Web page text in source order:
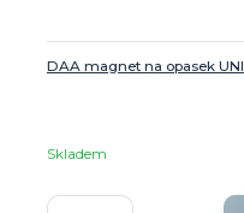
DAA magnet na opasek UNI
Skladem